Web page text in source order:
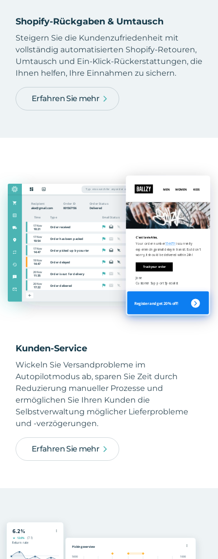
Shopify-Rückgaben & Umtausch
Steigern Sie die Kundenzufriedenheit mit
vollständig automatisierten Shopify-Retouren,
Umtausch und Ein-Klick-Rückerstattungen, die
Ihnen helfen, Ihre Einnahmen zu sichern.
Erfahren Sie mehr
Kunden-Service
Wickeln Sie Versandprobleme im
Autopilotmodus ab, sparen Sie Zeit durch
Reduzierung manueller Prozesse und
ermöglichen Sie Ihren Kunden die
Selbstverwaltung möglicher Lieferprobleme
und -verzögerungen.
Erfahren Sie mehr